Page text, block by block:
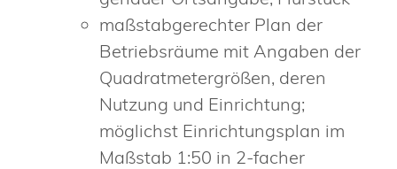
maßstabgerechter Plan der
Betriebsräume mit Angaben der
Quadratmetergrößen, deren
Nutzung und Einrichtung;
möglichst Einrichtungsplan im
Maßstab 1:50 in 2-facher